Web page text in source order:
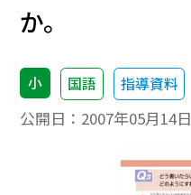
か。
小 国語 指導資料
公開日： 2007年05月14日